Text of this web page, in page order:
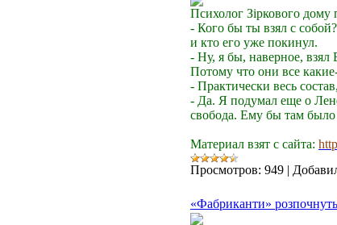
Психолог Зіркового дому
- Кого бы ты взял с
и кто его уже покинул.
- Ну, я бы, наверное, взял
Потому что они все
- Практически весь
- Да. Я подумал еще о
свобода. Ему бы там
Материал взят с сайта:
Просмотров: 949 |
«Фабриканти»